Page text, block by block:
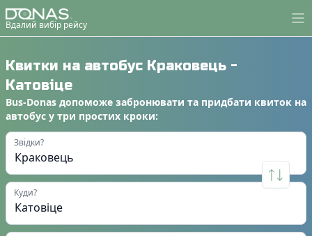
Вдалий вибір рейсу
Квитки на автобус Краковець -
Катовіце
Bus-Donas допоможе забронювати та придбати квиток на
автобус у три простих кроки:
Звідки?
Куди?